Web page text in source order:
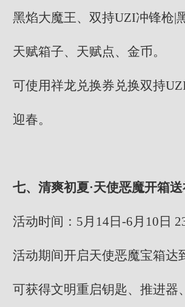
黑焰大魔王、双持UZI冲锋枪|
天赋箱子、天赋点、金币。
可使用祥龙兑换券兑换双持
迎春。
七、清爽初夏·天使恶魔开箱
活动时间：5月14日-6月10日
活动期间开启天使恶魔宝箱达
可获得文明重启钥匙、推进器